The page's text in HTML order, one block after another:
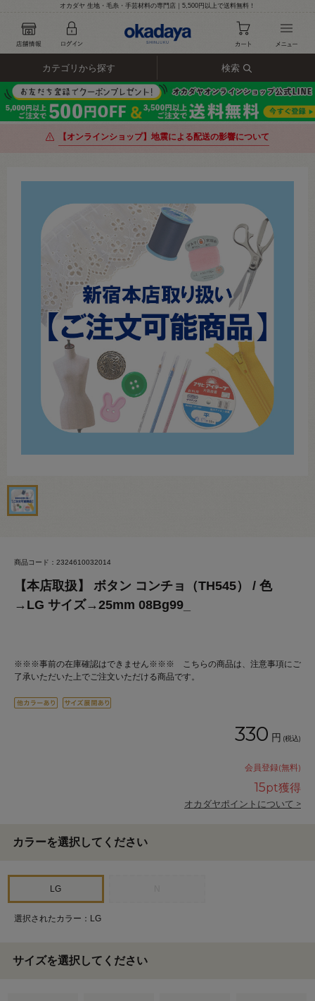
オカダヤ 生地・毛糸・手芸材料の専門店｜5,500円以上で送料無料！
カテゴリから探す 検索
【オンラインショップ】地震による配送の影響について
商品コード：2324610032014
【本店取扱】 ボタン コンチョ（TH545） / 色
→LG サイズ→25mm 08Bg99_
※※※事前の在庫確認はできません※※※ こちらの商品は、注意事項にご
了承いただいた上でご注文いただける商品です。
330 円 (税込)
会員登録(無料)
15pt獲得
オカダヤポイントについて >
カラーを選択してください
LG
選択されたカラー：LG
サイズを選択してください